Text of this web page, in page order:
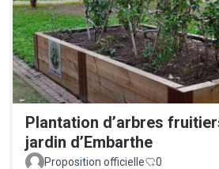
Plantation d’arbres
jardin d’Embarthe
Proposition officielle 0